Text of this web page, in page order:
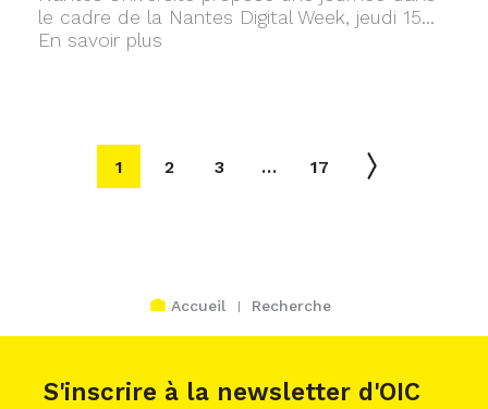
le cadre de la Nantes Digital Week, jeudi 15...
En savoir plus
1 2 3 … 17
Accueil Recherche
S'inscrire à la newsletter d'OIC